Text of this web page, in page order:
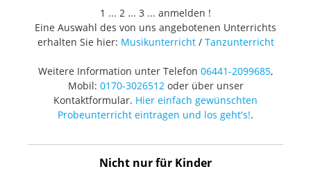
1 ... 2 ... 3 ... anmelden !
Eine Auswahl des von uns angebotenen Unterrichts
erhalten Sie hier: Musikunterricht/ Tanzunterricht
Weitere Information unter Telefon 06441-2099685,
Mobil: 0170-3026512oder über unser
Kontaktformular. Hier einfach gewünschten
Probeunterricht eintragen und los geht's!.
Nicht nur für Kinder